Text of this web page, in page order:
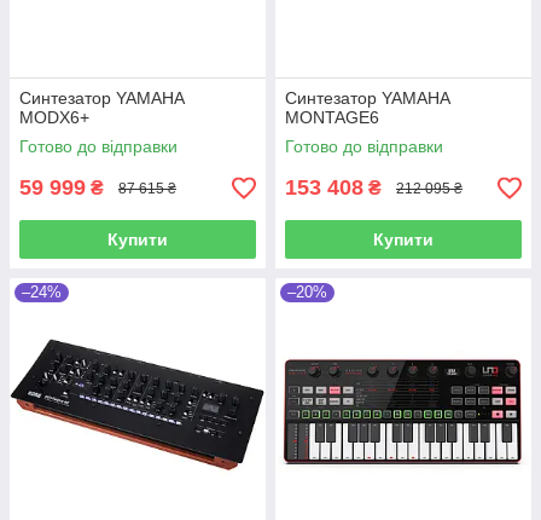
Синтезатор YAMAHA
MODX6+
Готово до відправки
59 999 ₴ 87 615 ₴
Купити
Синтезатор YAMAHA
MONTAGE6
Готово до відправки
153 408 ₴ 212 095 ₴
Купити
–24% –20%